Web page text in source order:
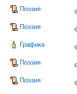
Поэзия
Поэзия
Графика
Поэзия
Поэзия